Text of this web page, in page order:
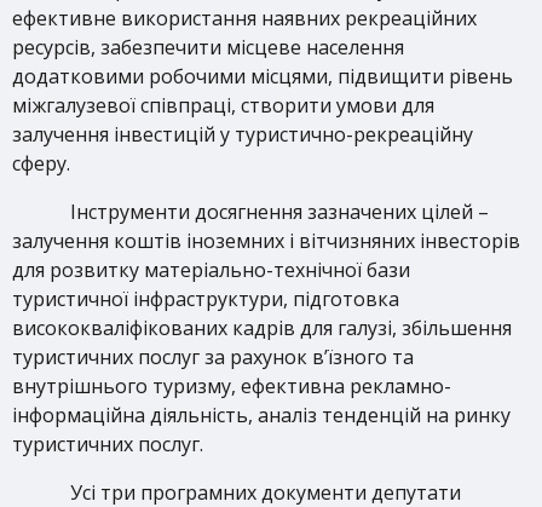
ефективне використання наявних рекреаційних
ресурсів, забезпечити місцеве населення
додатковими робочими місцями, підвищити рівень
міжгалузевої співпраці, створити умови для
залучення інвестицій у туристично-рекреаційну
сферу.
Інструменти досягнення зазначених цілей –
залучення коштів іноземних і вітчизняних інвесторів
для розвитку матеріально-технічної бази
туристичної інфраструктури, підготовка
висококваліфікованих кадрів для галузі, збільшення
туристичних послуг за рахунок в’їзного та
внутрішнього туризму, ефективна рекламно-
інформаційна діяльність, аналіз тенденцій на ринку
туристичних послуг.
Усі три програмних документи депутати